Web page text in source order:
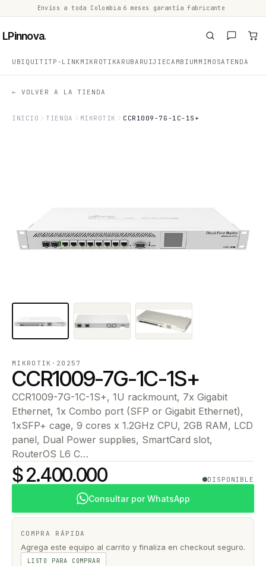
Envíos a toda Colombia 6 meses garantía fabricante
LPinnova.
UBIQUITITP-LINK MIKROTIKARUBA RUIJIECAMBIUM MIMOSATENDA
← VOLVER A LA TIENDA
INICIO TIENDA MIKROTIK CCR1009-7G-1C-1S+
MIKROTIK · 20257
CCR1009-7G-1C-1S+
CCR1009-7G-1C-1S+, 1U rackmount, 7x Gigabit
Ethernet, 1x Combo port (SFP or Gigabit Ethernet),
1xSFP+ cage, 9 cores x 1.2GHz CPU, 2GB RAM, LCD
panel, Dual Power supplies, SmartCard slot,
RouterOS L6 C…
$ 2.400.000 DISPONIBLE
Consultar por WhatsApp
COMPRA RÁPIDA
Agrega este equipo al carrito y finaliza en checkout seguro.
LISTO PARA COMPRAR